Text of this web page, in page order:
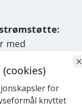
strømstøtte:
med
derfor
boliger med
definisjonen
for
knyttet